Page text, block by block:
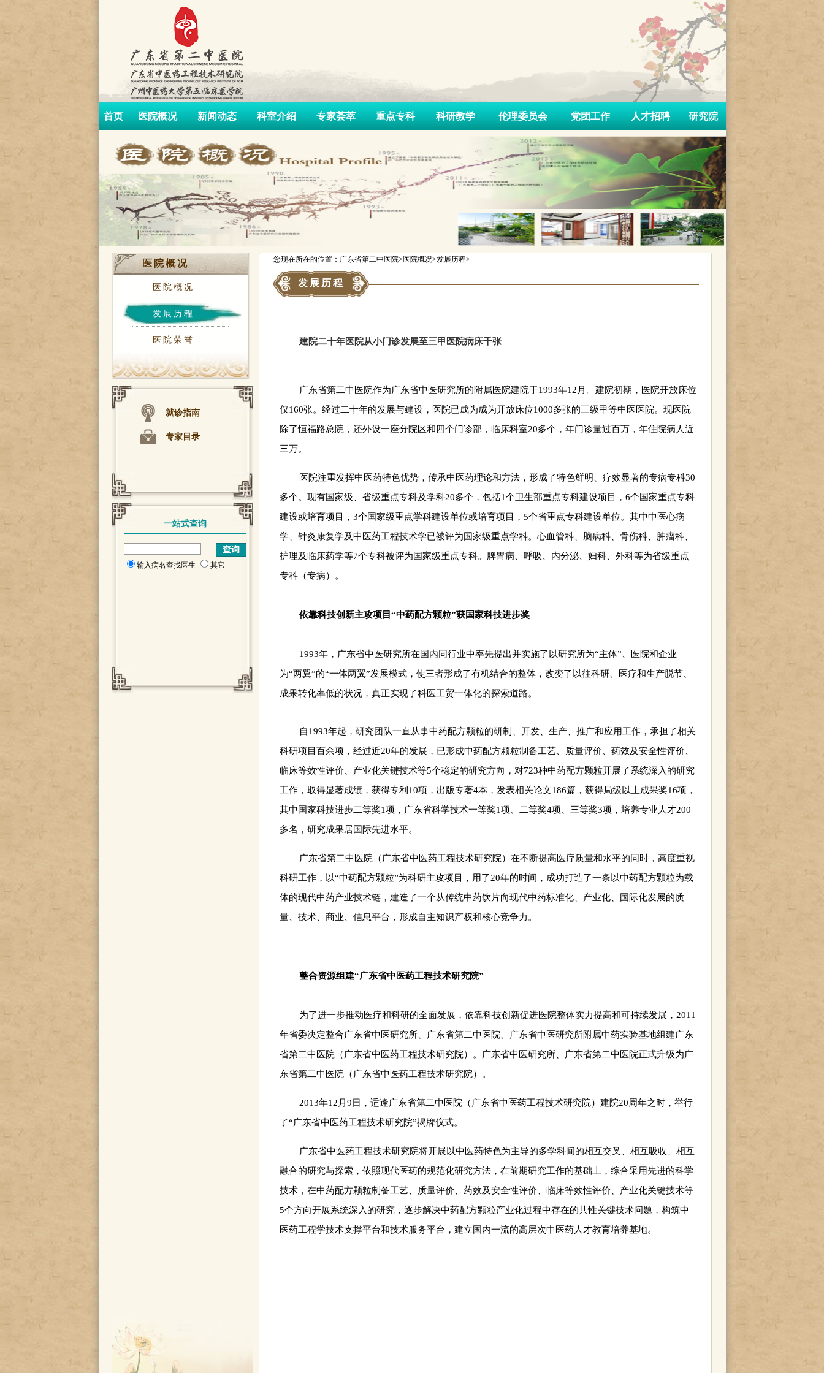
首页 医院概况 新闻动态 科室介绍 专家荟萃 重点专科 科研教学 伦理委员会 党团工作 人才招聘 研究院
医院概况
医院概况
发展历程
医院荣誉
就诊指南
专家目录
一站式查询
输入病名查找医生 其它
您现在所在的位置：广东省第二中医院>医院概况>发展历程>
发展历程
建院二十年医院从小门诊发展至三甲医院病床千张
广东省第二中医院作为广东省中医研究所的附属医院建院于1993年12月。建院初期，医院开放床位
仅160张。经过二十年的发展与建设，医院已成为成为开放床位1000多张的三级甲等中医医院。现医院
除了恒福路总院，还外设一座分院区和四个门诊部，临床科室20多个，年门诊量过百万，年住院病人近
三万。
医院注重发挥中医药特色优势，传承中医药理论和方法，形成了特色鲜明、疗效显著的专病专科30
多个。现有国家级、省级重点专科及学科20多个，包括1个卫生部重点专科建设项目，6个国家重点专科
建设或培育项目，3个国家级重点学科建设单位或培育项目，5个省重点专科建设单位。其中中医心病
学、针灸康复学及中医药工程技术学已被评为国家级重点学科。心血管科、脑病科、骨伤科、肿瘤科、
护理及临床药学等7个专科被评为国家级重点专科。脾胃病、呼吸、内分泌、妇科、外科等为省级重点
专科（专病）。
依靠科技创新主攻项目 “中药配方颗粒”获国家科技进步奖
1993年，广东省中医研究所在国内同行业中率先提出并实施了以研究所为“主体”、医院和企业
为“两翼”的“一体两翼”发展模式，使三者形成了有机结合的整体，改变了以往科研、医疗和生产脱节、
成果转化率低的状况，真正实现了科医工贸一体化的探索道路。
自1993年起，研究团队一直从事中药配方颗粒的研制、开发、生产、推广和应用工作，承担了相关
科研项目百余项，经过近20年的发展，已形成中药配方颗粒制备工艺、质量评价、药效及安全性评价、
临床等效性评价、产业化关键技术等5个稳定的研究方向，对723种中药配方颗粒开展了系统深入的研究
工作，取得显著成绩，获得专利10项，出版专著4本，发表相关论文186篇，获得局级以上成果奖16项，
其中国家科技进步二等奖1项，广东省科学技术一等奖1项、二等奖4项、三等奖3项，培养专业人才200
多名，研究成果居国际先进水平。
广东省第二中医院（广东省中医药工程技术研究院）在不断提高医疗质量和水平的同时，高度重视
科研工作，以“中药配方颗粒”为科研主攻项目，用了20年的时间，成功打造了一条以中药配方颗粒为载
体的现代中药产业技术链，建造了一个从传统中药饮片向现代中药标准化、产业化、国际化发展的质
量、技术、商业、信息平台，形成自主知识产权和核心竞争力。
整合资源组建“广东省中医药工程技术研究院”
为了进一步推动医疗和科研的全面发展，依靠科技创新促进医院整体实力提高和可持续发展，2011
年省委决定整合广东省中医研究所、广东省第二中医院、广东省中医研究所附属中药实验基地组建广东
省第二中医院（广东省中医药工程技术研究院）。广东省中医研究所、广东省第二中医院正式升级为广
东省第二中医院（广东省中医药工程技术研究院）。
2013年12月9日，适逢广东省第二中医院（广东省中医药工程技术研究院）建院20周年之时，举行
了“广东省中医药工程技术研究院”揭牌仪式。
广东省中医药工程技术研究院将开展以中医药特色为主导的多学科间的相互交叉、相互吸收、相互
融合的研究与探索，依照现代医药的规范化研究方法，在前期研究工作的基础上，综合采用先进的科学
技术，在中药配方颗粒制备工艺、质量评价、药效及安全性评价、临床等效性评价、产业化关键技术等
5个方向开展系统深入的研究，逐步解决中药配方颗粒产业化过程中存在的共性关键技术问题，构筑中
医药工程学技术支撑平台和技术服务平台，建立国内一流的高层次中医药人才教育培养基地。